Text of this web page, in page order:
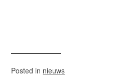
Posted in nieuws